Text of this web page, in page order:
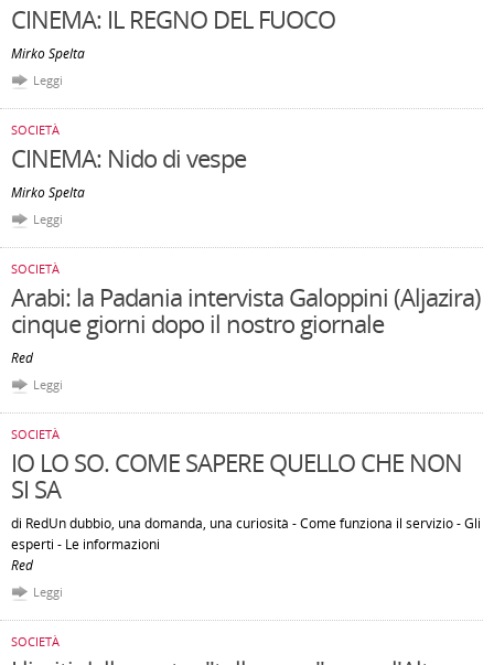
CINEMA: IL REGNO DEL FUOCO
Mirko Spelta
Leggi
SOCIETÀ
CINEMA: Nido di vespe
Mirko Spelta
Leggi
SOCIETÀ
Arabi: la Padania intervista Galoppini (Aljazira)
cinque giorni dopo il nostro giornale
Red
Leggi
SOCIETÀ
IO LO SO. COME SAPERE QUELLO CHE NON
SI SA
di RedUn dubbio, una domanda, una curiosità - Come funziona il servizio - Gli
esperti - Le informazioni
Red
Leggi
SOCIETÀ